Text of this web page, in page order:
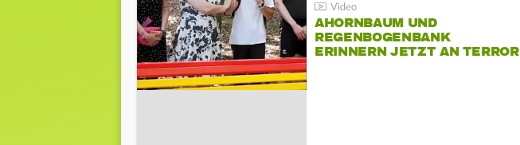
AHORNBAUM UND
REGENBOGENBANK
ERINNERN JETZT AN TERROR